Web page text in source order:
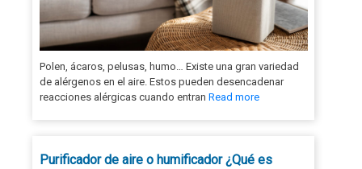
Polen, ácaros, pelusas, humo… Existe una gran variedad
de alérgenos en el aire. Estos pueden desencadenar
reacciones alérgicas cuando entran Read more
Purificador de aire o humificador ¿Qué es